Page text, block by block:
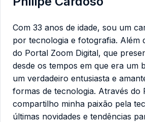
Com 33 anos de idade, sou um
por tecnologia e fotografia. Além
do Portal Zoom Digital, que
desde os tempos em que era um
um verdadeiro entusiasta e
formas de tecnologia. Através do
compartilho minha paixão pela
últimas novidades e tendências